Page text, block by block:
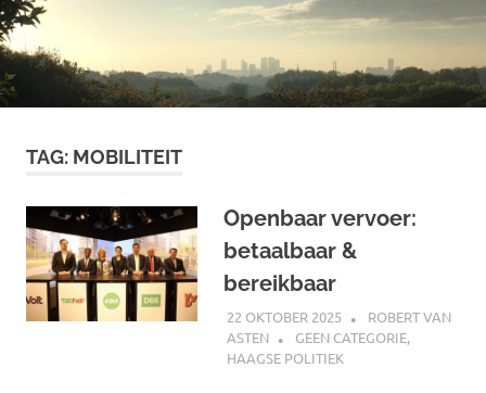
naar
de
inhoud
TAG: MOBILITEIT
Openbaar vervoer:
betaalbaar &
bereikbaar
22 OKTOBER 2025
ROBERT VAN
ASTEN
GEEN CATEGORIE,
HAAGSE POLITIEK